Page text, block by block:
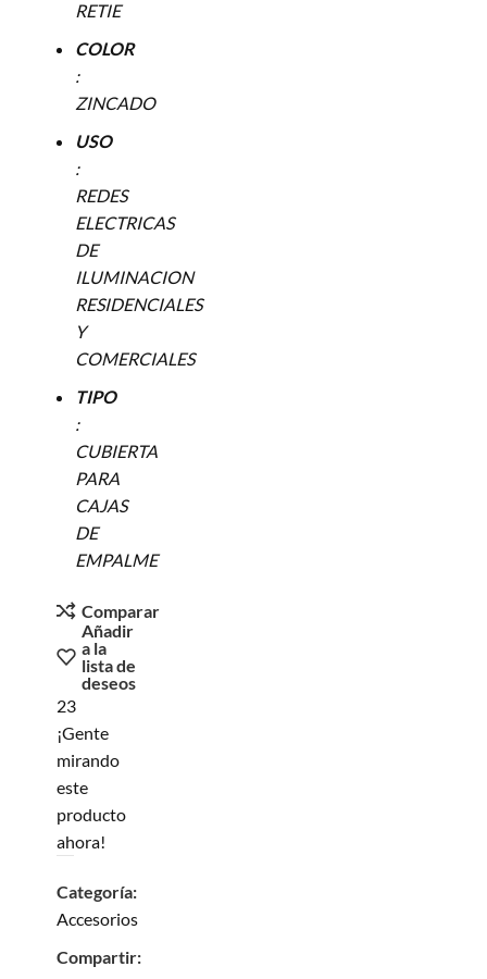
RETIE
COLOR
:
ZINCADO
USO
:
REDES
ELECTRICAS
DE
ILUMINACION
RESIDENCIALES
Y
COMERCIALES
TIPO
:
CUBIERTA
PARA
CAJAS
DE
EMPALME
Comparar
Añadir
a la
lista de
deseos
23
¡Gente
mirando
este
producto
ahora!
Categoría:
Accesorios
Compartir: